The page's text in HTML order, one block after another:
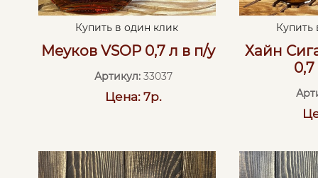
Купить в один клик
Меуков VSOP 0,7 л в п/у
Артикул: 33037
Цена: 7р.
Купить
Хайн